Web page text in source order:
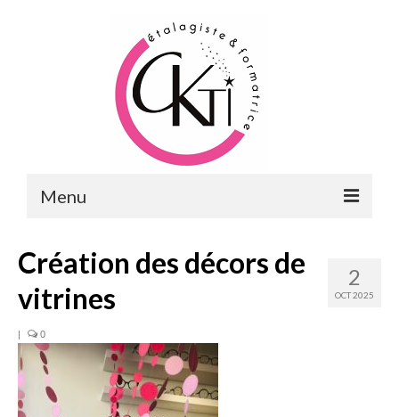
Menu
MERCHANDISING & VITRINES
FORMATIONS RH
2
OCT 2025
Création des décors de
vitrines
| 0